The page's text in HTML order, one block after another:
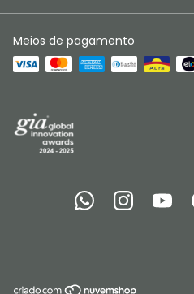
Meios de pagamento